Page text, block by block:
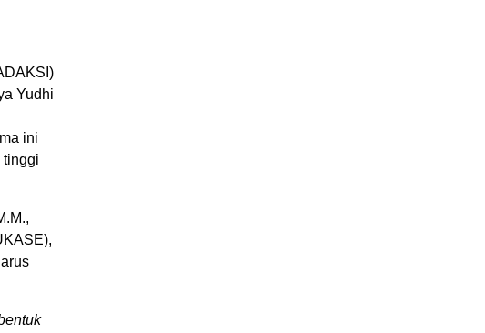
Yudhi
ini
tinggi